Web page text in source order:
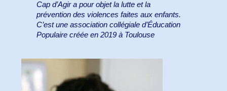
Cap d’Agir a pour objet la lutte et la
prévention des violences faites aux enfants.
C’est une association collégiale d’Éducation
Populaire créée en 2019 à Toulouse